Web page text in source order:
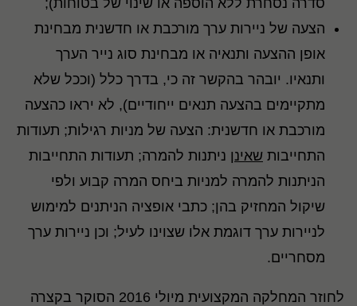
סדרה נסחרת ללא הוספה או שינוי של בטוחות);
הצעה של ניירות ערך מורכבת או חדשנית מבחינת
אופן ההצעה ותנאיה או מבחינת סוג נייר הערך
ותנאיו. יובהר בהקשר זה כי, בדרך כלל (וככל שלא
מתקיימים בהצעה תנאים ייחודיים), לא יראו כהצעה
מורכבת או חדשנית: הצעה של מניות רגילות; תעודות
התחייבות שאינן ניתנות להמרה; תעודות התחייבות
הניתנות להמרה למניות ביחס המרה קבוע ולפי
שיקול המחזיק בהן; כתבי אופציה הניתנים למימוש
לניירות ערך דוגמת אלו שצוינו לעיל; וכן ניירות ערך
מסחריים.
לחוזר המחלקה המקצועית מיולי 2016 הסוקר בקצרה